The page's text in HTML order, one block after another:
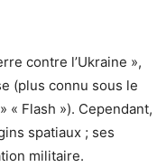
contre l’Ukraine »,
(plus connu sous le
« Flash »). Cependant,
spatiaux ; ses
militaire.